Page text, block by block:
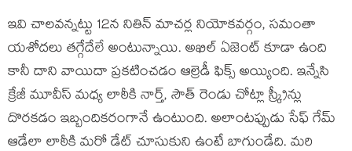
ఇవి చాలవన్నట్టు 12న నితిన్ మాచర్ల నియోకవర్గం, సమంతా
యశోదలు తగ్గేదేలే అంటున్నాయి. అఖిల్ ఏజెంట్ కూడా ఉంది
కానీ దాని వాయిదా ప్రకటించడం ఆల్రెడీ ఫిక్స్ అయ్యింది. ఇన్నేసి
క్రేజీ మూవీస్ మధ్య లాఠీకి నార్త్, సౌత్ రెండు చోట్లా స్క్రీన్లు
దొరకడం ఇబ్బందికరంగానే ఉంటుంది. అలాంటప్పుడు సేఫ్ గేమ్
ఆడేలా లాఠీకి మరో డేట్ చూసుకుని ఉంటే బాగుండేది. మరి